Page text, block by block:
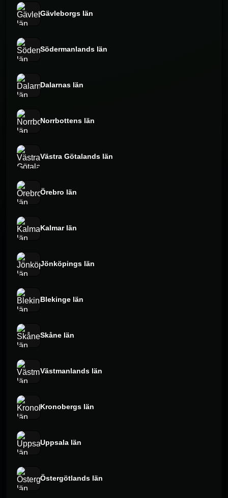
Gävleborgs län
Södermanlands län
Dalarnas län
Norrbottens län
Västra Götalands län
Örebro län
Kalmar län
Jönköpings län
Blekinge län
Skåne län
Västmanlands län
Kronobergs län
Uppsala län
Östergötlands län